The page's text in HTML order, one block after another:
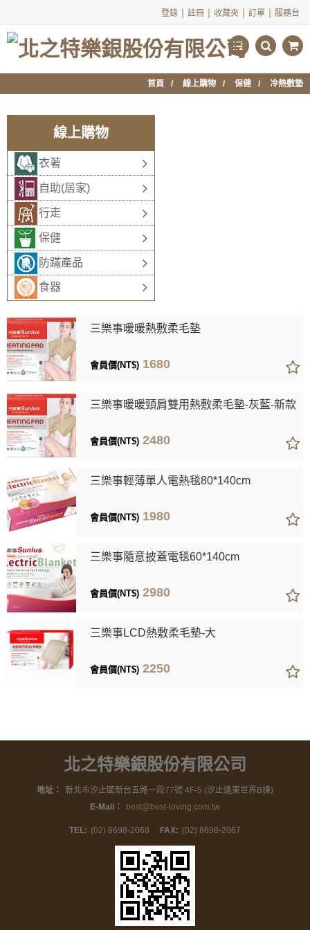
登錄 | 註冊 | 收藏夾 | 訂單 | 服務台
首頁 線上購物 保健 冷熱敷墊
線上購物
衣著
自助(居家)
行走
保健
防蹣產品
食器
三樂事暖暖熱敷柔毛墊
會員價(NT$) 1680
三樂事暖暖頸肩雙用熱敷柔毛墊-灰藍-新款
會員價(NT$) 2480
三樂事輕薄單人電熱毯80*140cm
會員價(NT$) 1980
三樂事隨意披蓋電毯60*140cm
會員價(NT$) 2980
三樂事LCD熱敷柔毛墊-大
會員價(NT$) 2250
北之特樂銀股份有限公司
地址：
新北市汐止區新台五路一段77號 4F-5 (汐止遠東世界B棟)
E-Mail：
best@best-loving.com.tw
TEL: (02) 8698-2068 FAX: (02) 8698-2067